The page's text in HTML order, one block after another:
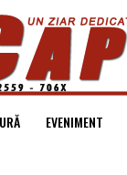
EVENIMENT